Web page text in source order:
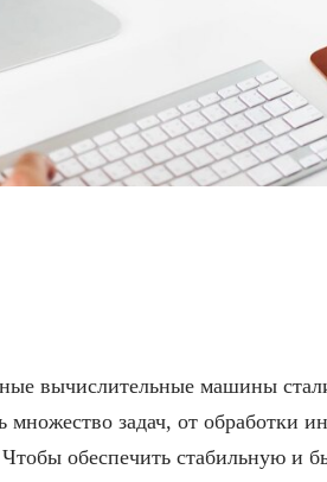
вычислительные машины
множество задач, от обработки
Чтобы обеспечить стабильную и